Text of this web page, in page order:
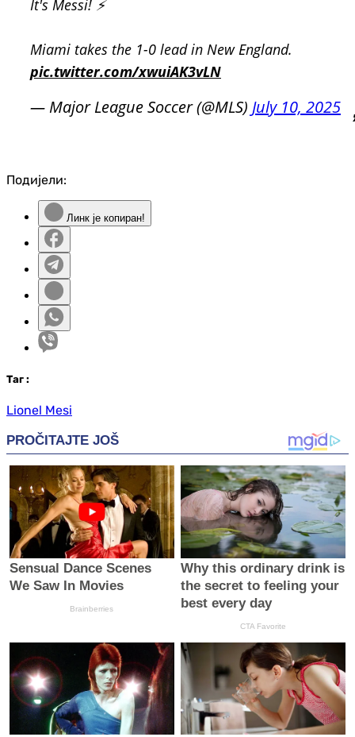
It's Messi! ⚡
Miami takes the 1-0 lead in New England.
pic.twitter.com/xwuiAK3vLN
— Major League Soccer (@MLS) July 10, 2025
Подијели:
Линк је копиран!
Таг :
Lionel Mesi